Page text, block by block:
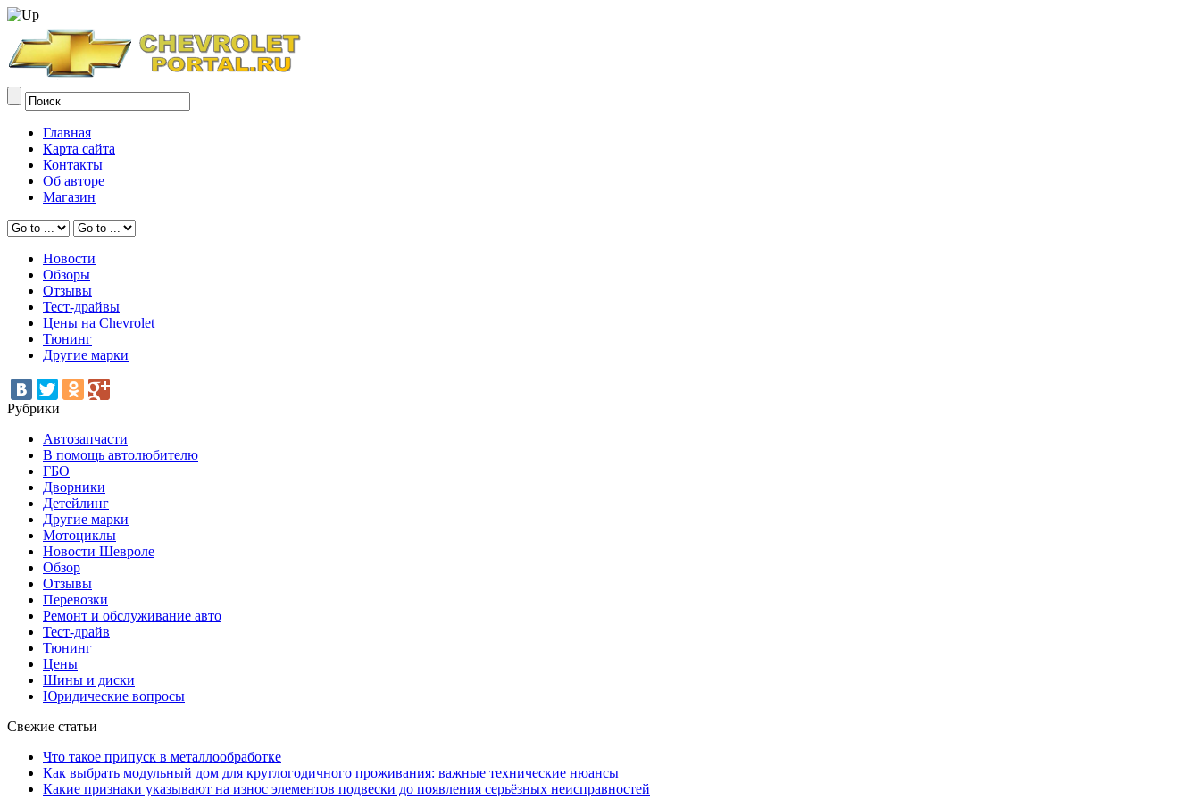
Главная
Карта сайта
Контакты
Об авторе
Магазин
Новости
Обзоры
Отзывы
Тест-драйвы
Цены на Chevrolet
Тюнинг
Другие марки
Рубрики
Автозапчасти
В помощь автолюбителю
ГБО
Дворники
Детейлинг
Другие марки
Мотоциклы
Новости Шевроле
Обзор
Отзывы
Перевозки
Ремонт и обслуживание авто
Тест-драйв
Тюнинг
Цены
Шины и диски
Юридические вопросы
Свежие статьи
Что такое припуск в металлообработке
Как выбрать модульный дом для круглогодичного проживания: важные технические нюансы
Какие признаки указывают на износ элементов подвески до появления серьёзных неисправностей